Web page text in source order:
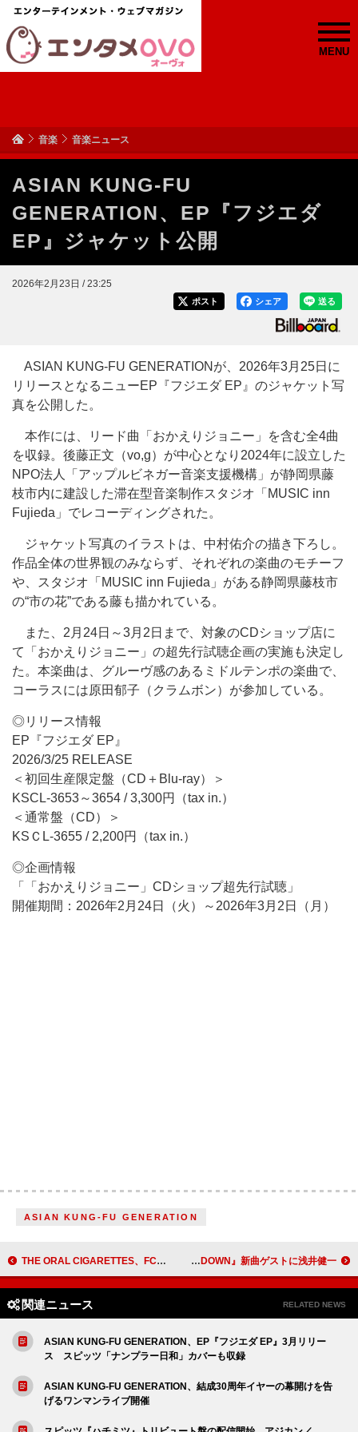
MENU
音楽 音楽ニュース
ASIAN KUNG-FU
GENERATION、EP『フジエダ
EP』ジャケット公開
2026年2月23日 / 23:25
送る
シェア
ポスト
ASIAN KUNG-FU GENERATIONが、2026年3月25日に
リリースとなるニューEP『フジエダ EP』のジャケット写
真を公開した。
本作には、リード曲「おかえりジョニー」を含む全4曲
を収録。後藤正文（vo,g）が中心となり2024年に設立した
NPO法人「アップルビネガー音楽支援機構」が静岡県藤
枝市内に建設した滞在型音楽制作スタジオ「MUSIC inn
Fujieda」でレコーディングされた。
ジャケット写真のイラストは、中村佑介の描き下ろし。
作品全体の世界観のみならず、それぞれの楽曲のモチーフ
や、スタジオ「MUSIC inn Fujieda」がある静岡県藤枝市
の“市の花”である藤も描かれている。
また、2月24日～3月2日まで、対象のCDショップ店に
て「おかえりジョニー」の超先行試聴企画の実施も決定し
た。本楽曲は、グルーヴ感のあるミドルテンポの楽曲で、
コーラスには原田郁子（クラムボン）が参加している。
◎リリース情報
EP『フジエダ EP』
2026/3/25 RELEASE
＜初回生産限定盤（CD＋Blu-ray）＞
KSCL-3653～3654 / 3,300円（tax in.）
＜通常盤（CD）＞
KSＣL-3655 / 2,200円（tax in.）
◎企画情報
「「おかえりジョニー」CDショップ超先行試聴」
開催期間：2026年2月24日（火）～2026年3月2日（月）
ASIAN KUNG-FU GENERATION
THE ORAL CIGARETTES、FC限定アリーナ公演をスタンディング形式で開催 スカパラ、アルバム『［SKA］SHOWDOWN』新曲ゲストに浅井健一
関連ニュース RELATED NEWS
ASIAN KUNG-FU GENERATION、EP『フジエダ EP』3月リリー
ス スピッツ「ナンプラー日和」カバーも収録
ASIAN KUNG-FU GENERATION、結成30周年イヤーの幕開けを告
げるワンマンライブ開催